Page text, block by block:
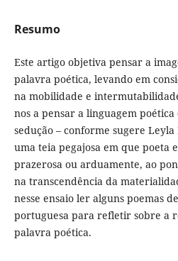
Resumo
Este artigo objetiva pensar a
palavra poética, levando em
na mobilidade e
nos a pensar a linguagem
sedução – conforme sugere Leyla
uma teia pegajosa em que poeta
prazerosa ou arduamente, ao
na transcendência da
nesse ensaio ler alguns poemas
portuguesa para refletir sobre a
palavra poética.